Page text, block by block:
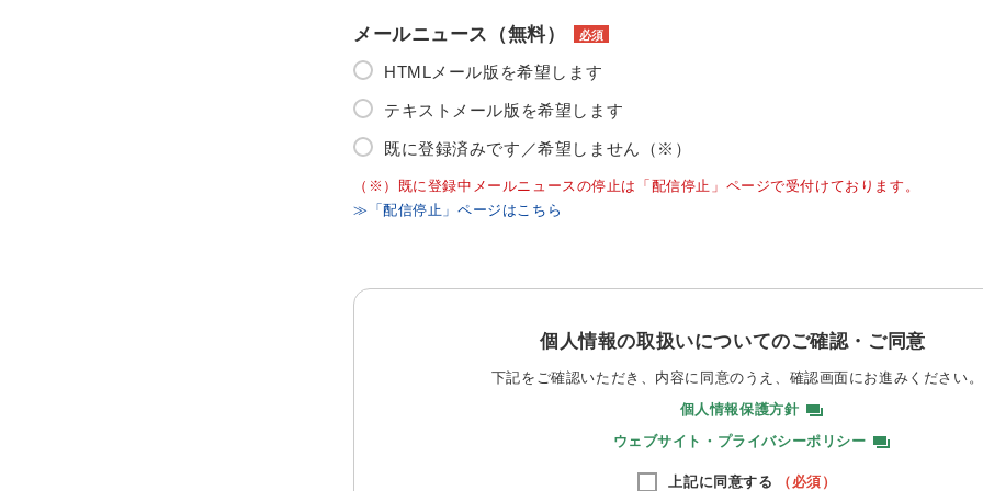
メールニュース（無料） 必須
HTMLメール版を希望します
テキストメール版を希望します
既に登録済みです／希望しません（※）
（※）既に登録中メールニュースの停止は「配信停止」ページで受付けております。
≫「配信停止」ページはこちら
個人情報の取扱いについてのご確認・ご同意
下記をご確認いただき、内容に同意のうえ、 確認画面にお進みください。
個人情報保護方針
ウェブサイト・プライバシーポリシー
上記に同意する （必須）